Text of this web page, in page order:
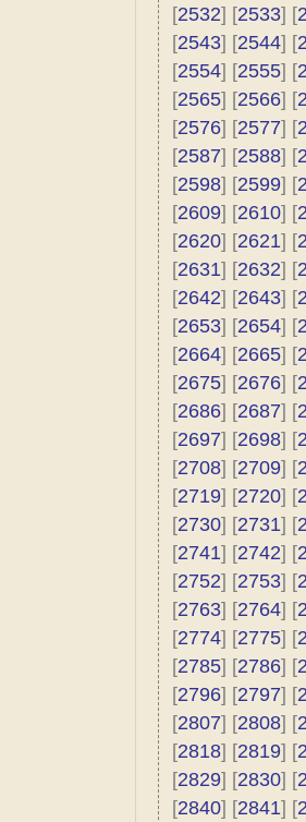
[2532] [2533] [
[2543] [2544] [
[2554] [2555] [
[2565] [2566] [
[2576] [2577] [
[2587] [2588] [
[2598] [2599] [
[2609] [2610] [
[2620] [2621] [
[2631] [2632] [
[2642] [2643] [
[2653] [2654] [
[2664] [2665] [
[2675] [2676] [
[2686] [2687] [
[2697] [2698] [
[2708] [2709] [
[2719] [2720] [
[2730] [2731] [
[2741] [2742] [
[2752] [2753] [
[2763] [2764] [
[2774] [2775] [
[2785] [2786] [
[2796] [2797] [
[2807] [2808] [
[2818] [2819] [
[2829] [2830] [
[2840] [2841] [